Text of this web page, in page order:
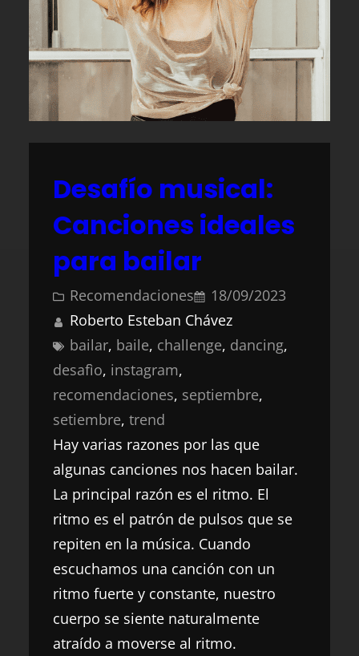
Desafío musical:
Canciones ideales
para bailar
Recomendaciones
18/09/2023
Roberto Esteban Chávez
bailar, baile, challenge, dancing
desafìo, instagram
recomendaciones, septiembre
setiembre, trend
Hay varias razones por las que
algunas canciones nos hacen bailar.
La principal razón es el ritmo. El
ritmo es el patrón de pulsos que se
repiten en la música. Cuando
escuchamos una canción con un
ritmo fuerte y constante, nuestro
cuerpo se siente naturalmente
atraído a moverse al ritmo.